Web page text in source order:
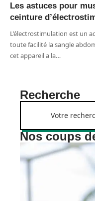
Les astuces pour
ceinture
L’électrostimulation est un
toute facilité la sangle
cet appareil a la…
Recherche
Nos coups